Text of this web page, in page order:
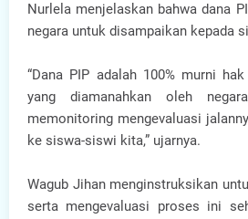
Nurlela menjelaskan bahwa dana
negara untuk disampaikan kepada
“Dana PIP adalah 100% murni
yang diamanahkan oleh
memonitoring mengevaluasi
ke siswa-siswi kita,” ujarnya.
Wagub Jihan menginstruksikan
serta mengevaluasi proses ini